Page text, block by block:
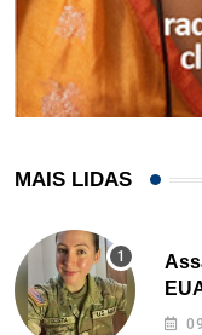
MAIS LIDAS